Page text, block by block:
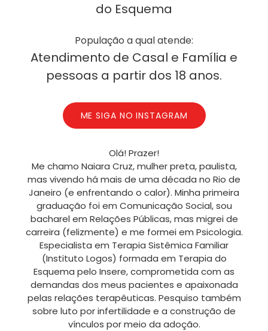
do Esquema
População a qual atende:
Atendimento de Casal e Família e
pessoas a partir dos 18 anos.
ME SIGA NO INSTAGRAM
Olá! Prazer!
Me chamo Naiara Cruz, mulher preta, paulista,
mas vivendo há mais de uma década no Rio de
Janeiro (e enfrentando o calor). Minha primeira
graduação foi em Comunicação Social, sou
bacharel em Relações Públicas, mas migrei de
carreira (felizmente) e me formei em Psicologia.
Especialista em Terapia Sistêmica Familiar
(Instituto Logos) formada em Terapia do
Esquema pelo Insere, comprometida com as
demandas dos meus pacientes e apaixonada
pelas relações terapêuticas. Pesquiso também
sobre luto por infertilidade e a construção de
vínculos por meio da adoção.